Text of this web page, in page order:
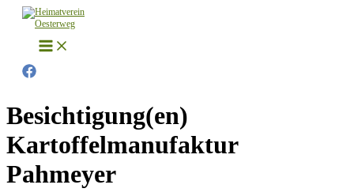
Besichtigung(en)
Kartoffelmanufaktur
Pahmeyer